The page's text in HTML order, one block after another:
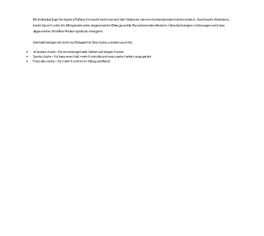
Ein individuell gefertigtes Fußbett macht nicht nur auf der Skipiste den entscheidenden Unterschied. Auch beim Wandern,
beim Sport oder im Alltag kann eine angepasste Einlegesohle Beschwerden lindern, Überlastungen vorbeugen und das
allgemeine Wohlbefinden spürbar steigern.
Deshalb fertigen wir nicht nur Einlagen für Skischuhe, sondern auch für:
Wanderschuhe – für ermüdungsfreies Gehen auf langen Touren
Sportschuhe – für besseren Halt, mehr Kontrolle und reduzierte Verletzungsgefahr
Freizeitschuhe – für mehr Komfort im Alltag und Beruf